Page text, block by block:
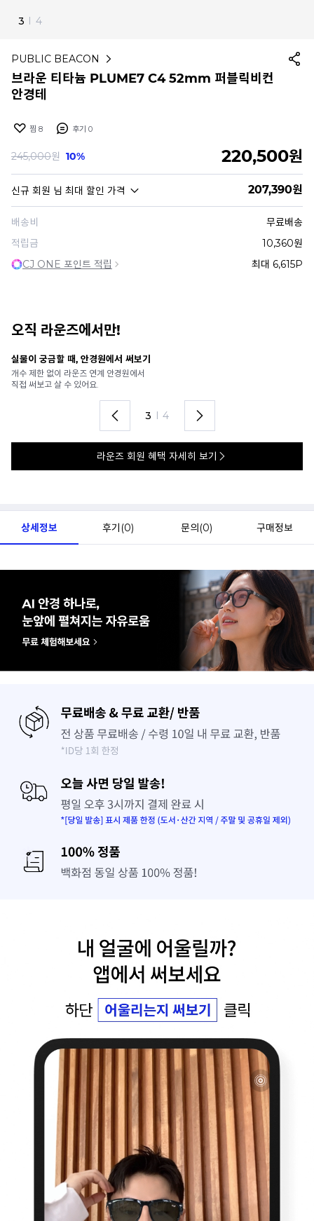
3 I 4
PUBLIC BEACON
브라운 티타늄 PLUME7 C4 52mm 퍼블릭비컨
안경테
찜 8 후기 0
245,000원 10% 220,500원
신규 회원 님 최대 할인 가격 207,390원
배송비
무료배송
적립금
10,360원
CJ ONE 포인트 적립
최대 6,615P
오직 라운즈에서만!
실물이 궁금할 때, 안경원에서 써보기
개수 제한 없이 라운즈 연계 안경원에서
직접 써보고 살 수 있어요.
3 I 4
라운즈 회원 혜택 자세히 보기
상세정보 후기(0) 문의(0) 구매정보